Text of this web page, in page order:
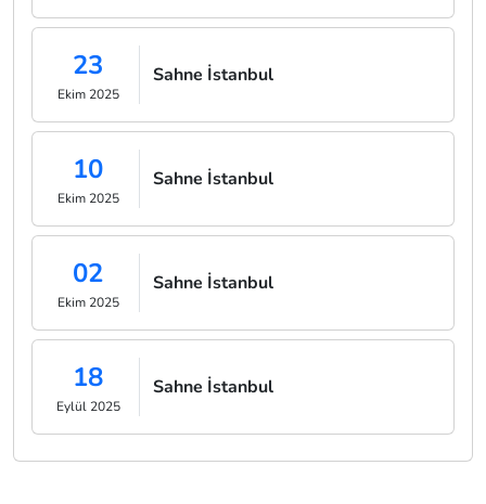
23
Ekim 2025
Sahne İstanbul
10
Ekim 2025
Sahne İstanbul
02
Ekim 2025
Sahne İstanbul
18
Eylül 2025
Sahne İstanbul